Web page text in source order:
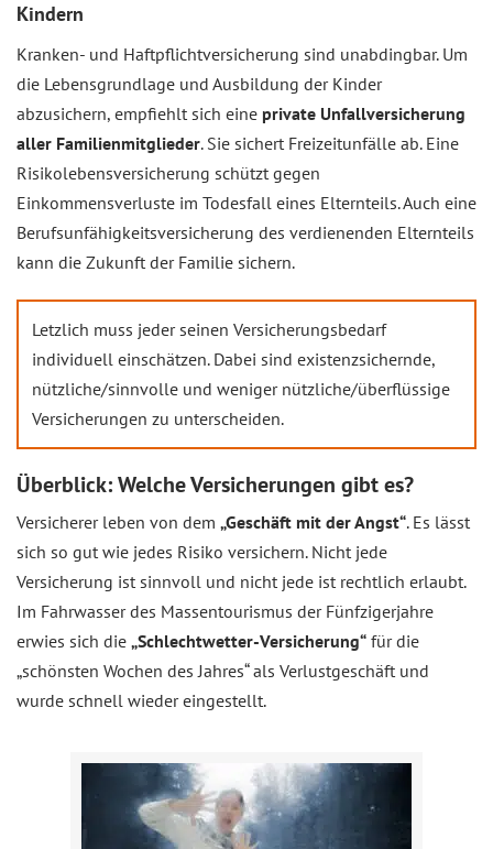
Kindern
Kranken- und Haftpflichtversicherung sind unabdingbar. Um
die Lebensgrundlage und Ausbildung der Kinder
abzusichern, empfiehlt sich eine private Unfallversicherung
aller Familienmitglieder. Sie sichert Freizeitunfälle ab. Eine
Risikolebensversicherung schützt gegen
Einkommensverluste im Todesfall eines Elternteils. Auch eine
Berufsunfähigkeitsversicherung des verdienenden Elternteils
kann die Zukunft der Familie sichern.
Letzlich muss jeder seinen Versicherungsbedarf
individuell einschätzen. Dabei sind existenzsichernde,
nützliche/sinnvolle und weniger nützliche/überflüssige
Versicherungen zu unterscheiden.
Überblick: Welche Versicherungen gibt es?
Versicherer leben von dem „Geschäft mit der Angst“. Es lässt
sich so gut wie jedes Risiko versichern. Nicht jede
Versicherung ist sinnvoll und nicht jede ist rechtlich erlaubt.
Im Fahrwasser des Massentourismus der Fünfzigerjahre
erwies sich die „Schlechtwetter-Versicherung“ für die
„schönsten Wochen des Jahres“ als Verlustgeschäft und
wurde schnell wieder eingestellt.